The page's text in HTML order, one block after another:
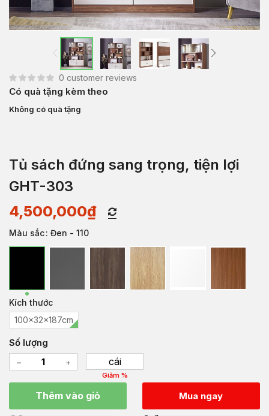
0 customer reviews
Có quà tặng kèm theo
Không có quà tặng
Tủ sách đứng sang trọng, tiện lợi
GHT-303
4,500,000₫
Màu sắc: Đen - 110
Kích thước
100x32x187cm
Số lượng
cái
Giảm %
Thêm vào giỏ Mua ngay